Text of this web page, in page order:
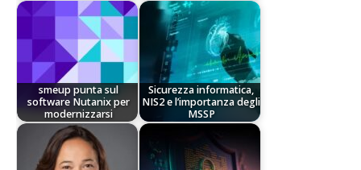
smeup punta sul
software Nutanix per
modernizzarsi
Sicurezza informatica,
NIS2 e l’importanza degli
MSSP